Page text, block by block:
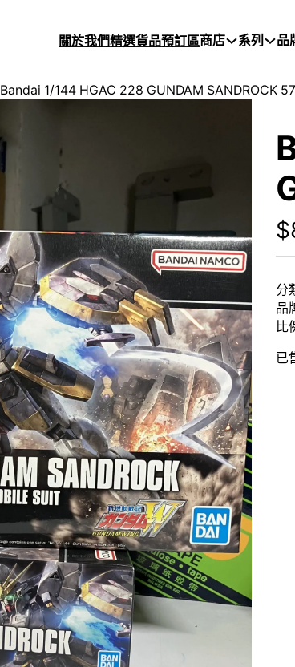
關於我們精選貨品預訂區商店 系列 品
Bandai 1/144 HGAC 228 GUNDAM SANDROCK
$
分
品
比
已